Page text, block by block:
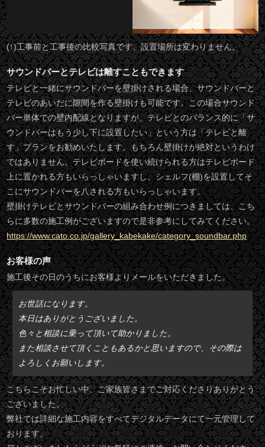
(↑)工事前と工事後の比較写真です。設置場所は変わりません。
サウンドバーとテレビは離すこともできます
テレビと一緒にサウンドバーを壁掛けされる場合、サウンドバーと
テレビのあいだに隙間を作る壁掛けも可能です。この場合サウンド
バー単体での壁内配線となりますが、テレビとのバランス的に「サ
ウンドバーはもう少し下に設置したい」という方は「テレビと離
す」プランをお勧めいたします。もちろん壁掛けが絶対というわけ
ではありません。テレビボードを使い続けられる方はテレビボード
上に置かれる方もいらっしゃいますし、シェルフ(棚)を設置してそ
こにサウンドバーを八される方もいらっしゃいます。
壁掛けテレビとサウンドバーの組み合わせ例につきましては、こち
らに多数の施工例がございますので是非参考にしてみてください。
https://www.cato.co.jp/gallery_kabekake/category_soundbar.php
お客様の声
施工後その日のうちにお客様よりメールをいただきました。
お世話になります。
本日はありがとうございました。
色々と相談に乗って頂いて助かりました。
また相談させて頂くこともあるかと思いますので、その際は
よろしくお願いします。
こちらこそお忙しい中、ご家族皆さまでご対応くださりありがとう
ございました。
弊社では詳細な施工内容をすべてデジタルデータにて一元管理して
おります。